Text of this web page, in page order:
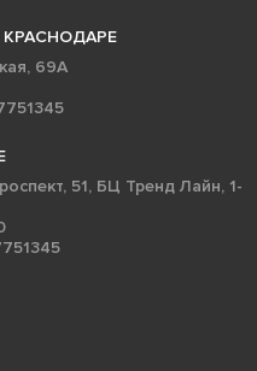
КРАСНОДАРЕ
69А
51, БЦ Тренд Лайн, 1-